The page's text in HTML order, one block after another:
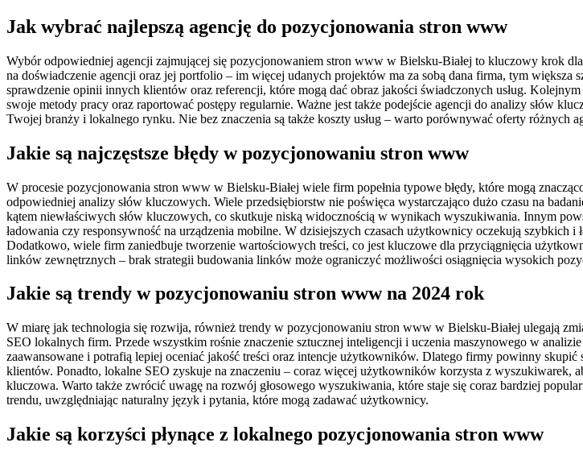
Jak wybrać najlepszą agencję do pozycjonowania stron www
Wybór odpowiedniej agencji zajmującej się pozycjonowaniem stron www w Bielsku-Białej to kluczowy krok
na doświadczenie agencji oraz jej portfolio – im więcej udanych projektów ma za sobą dana firma, tym większa
sprawdzenie opinii innych klientów oraz referencji, które mogą dać obraz jakości świadczonych usług.
swoje metody pracy oraz raportować postępy regularnie. Ważne jest także podejście agencji do analizy słów
Twojej branży i lokalnego rynku. Nie bez znaczenia są także koszty usług – warto porównywać oferty różnych
Jakie są najczęstsze błędy w pozycjonowaniu stron www
W procesie pozycjonowania stron www w Bielsku-Białej wiele firm popełnia typowe błędy, które mogą
odpowiedniej analizy słów kluczowych. Wiele przedsiębiorstw nie poświęca wystarczająco dużo czasu na
kątem niewłaściwych słów kluczowych, co skutkuje niską widocznością w wynikach wyszukiwania. Innym
ładowania czy responsywność na urządzenia mobilne. W dzisiejszych czasach użytkownicy oczekują
Dodatkowo, wiele firm zaniedbuje tworzenie wartościowych treści, co jest kluczowe dla przyciągnięcia
linków zewnętrznych – brak strategii budowania linków może ograniczyć możliwości osiągnięcia wysokich
Jakie są trendy w pozycjonowaniu stron www na 2024 rok
W miarę jak technologia się rozwija, również trendy w pozycjonowaniu stron www w Bielsku-Białej ulegają
SEO lokalnych firm. Przede wszystkim rośnie znaczenie sztucznej inteligencji i uczenia maszynowego w
zaawansowane i potrafią lepiej oceniać jakość treści oraz intencje użytkowników. Dlatego firmy powinny
klientów. Ponadto, lokalne SEO zyskuje na znaczeniu – coraz więcej użytkowników korzysta z wyszukiwarek,
kluczowa. Warto także zwrócić uwagę na rozwój głosowego wyszukiwania, które staje się coraz bardziej
trendu, uwzględniając naturalny język i pytania, które mogą zadawać użytkownicy.
Jakie są korzyści płynące z lokalnego pozycjonowania stron www